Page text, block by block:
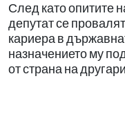
След като опитите
депутат се
кариера в
назначението му
от страна на